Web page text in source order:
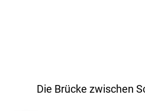
Die Brücke zwischen